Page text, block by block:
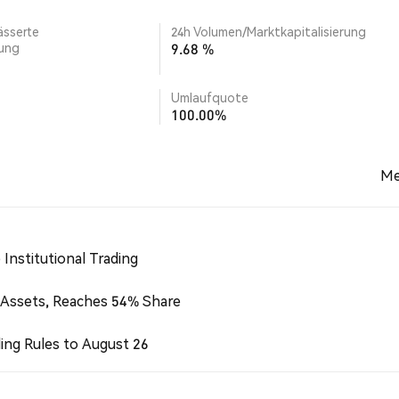
24h Volumen/Marktkapitalisierung
9.68 %
Umlaufquote
100.00%
Institutional Trading
Reaches 54% Share
Rules to August 26